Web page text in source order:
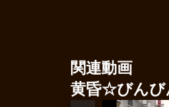
関連動画
黄昏☆びんび